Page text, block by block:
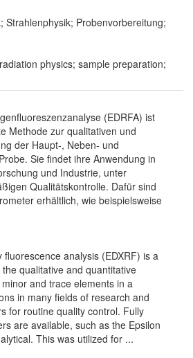
Strahlenphysik; Probenvorbereitung;
physics; sample preparation;
(EDRFA) ist
Methode zur qualitativen und
der Haupt-, Neben- und
Sie findet ihre Anwendung in
und Industrie, unter
Qualitätskontrolle. Dafür sind
erhältlich, wie beispielsweise
fluorescence analysis (EDXRF) is a
qualitative and quantitative
and trace elements in a
in many fields of research and
for routine quality control. Fully
are available, such as the Epsilon
This was utilized for ...